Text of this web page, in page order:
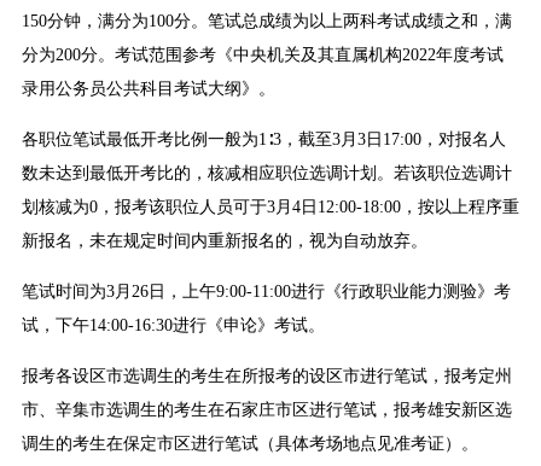
150分钟，满分为100分。笔试总成绩为以上两科考试成绩之和，满
分为200分。考试范围参考《中央机关及其直属机构2022年度考试
录用公务员公共科目考试大纲》。
各职位笔试最低开考比例一般为1∶3，截至3月3日17:00，对报名人
数未达到最低开考比的，核减相应职位选调计划。若该职位选调计
划核减为0，报考该职位人员可于3月4日12:00-18:00，按以上程序重
新报名，未在规定时间内重新报名的，视为自动放弃。
笔试时间为3月26日，上午9:00-11:00进行《行政职业能力测验》考
试，下午14:00-16:30进行《申论》考试。
报考各设区市选调生的考生在所报考的设区市进行笔试，报考定州
市、辛集市选调生的考生在石家庄市区进行笔试，报考雄安新区选
调生的考生在保定市区进行笔试（具体考场地点见准考证）。